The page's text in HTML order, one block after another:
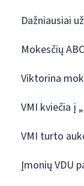
Dažniausiai
Mokesčių ABC
Viktorina
VMI kviečia į
VMI turto
Įmonių VDU